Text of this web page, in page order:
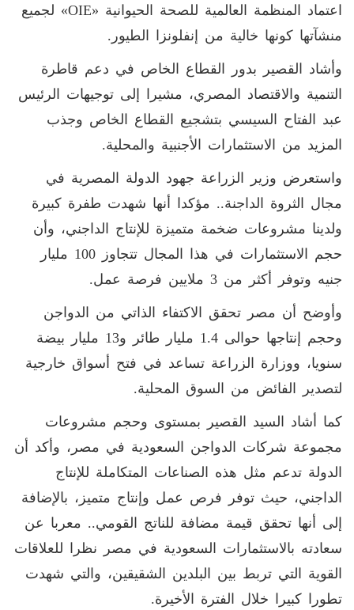
اعتماد المنظمة العالمية للصحة الحيوانية «OIE» لجميع
منشآتها كونها خالية من إنفلونزا الطيور.
وأشاد القصير بدور القطاع الخاص في دعم قاطرة
التنمية والاقتصاد المصري، مشيرا إلى توجيهات الرئيس
عبد الفتاح السيسي بتشجيع القطاع الخاص وجذب
المزيد من الاستثمارات الأجنبية والمحلية.
واستعرض وزير الزراعة جهود الدولة المصرية في
مجال الثروة الداجنة.. مؤكدا أنها شهدت طفرة كبيرة
ولدينا مشروعات ضخمة متميزة للإنتاج الداجني، وأن
حجم الاستثمارات في هذا المجال تتجاوز 100 مليار
جنيه وتوفر أكثر من 3 ملايين فرصة عمل.
وأوضح أن مصر تحقق الاكتفاء الذاتي من الدواجن
وحجم إنتاجها حوالى 1.4 مليار طائر و13 مليار بيضة
سنويا، ووزارة الزراعة تساعد في فتح أسواق خارجية
لتصدير الفائض من السوق المحلية.
كما أشاد السيد القصير بمستوى وحجم مشروعات
مجموعة شركات الدواجن السعودية في مصر، وأكد أن
الدولة تدعم مثل هذه الصناعات المتكاملة للإنتاج
الداجني، حيث توفر فرص عمل وإنتاج متميز، بالإضافة
إلى أنها تحقق قيمة مضافة للناتج القومي.. معربا عن
سعادته بالاستثمارات السعودية في مصر نظرا للعلاقات
القوية التي تربط بين البلدين الشقيقين، والتي شهدت
تطورا كبيرا خلال الفترة الأخيرة.